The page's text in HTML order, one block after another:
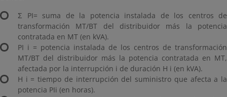
Σ PI= suma de la potencia instalada de los centros de
transformación MT/BT del distribuidor más la potencia
contratada en MT (en kVA).
PI i = potencia instalada de los centros de transformación
MT/BT del distribuidor más la potencia contratada en MT,
afectada por la interrupción i de duración H i (en kVA).
H i = tiempo de interrupción del suministro que afecta a la
potencia PIi (en horas).